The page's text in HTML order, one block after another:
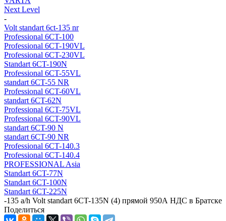
Next Level
-
Volt standart 6ct-135 nr
Professional 6CT-100
Professional 6CT-190VL
Professional 6CT-230VL
Standart 6CT-190N
Professional 6CT-55VL
standart 6CT-55 NR
Professional 6CT-60VL
standart 6CT-62N
Professional 6CT-75VL
Professional 6CT-90VL
standart 6CT-90 N
standart 6CT-90 NR
Professional 6CT-140.3
Professional 6CT-140.4
PROFESSIONAL Asia
Standart 6CT-77N
Standart 6CT-100N
Standart 6CT-225N
-135 a/h Volt standart 6CT-135N (4) прямой 950А НДС в Братске
Поделиться